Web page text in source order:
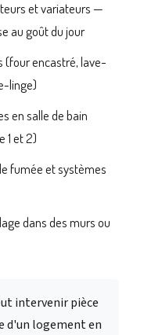
et variateurs —
au goût du jour
(four encastré, lave-
linge)
en salle de bain
1 et 2)
fumée et systèmes
dans des murs ou
intervenir pièce
d'un logement en